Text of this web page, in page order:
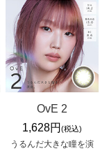
OvE 2
1,628円(税込)
うるんだ大きな瞳を演